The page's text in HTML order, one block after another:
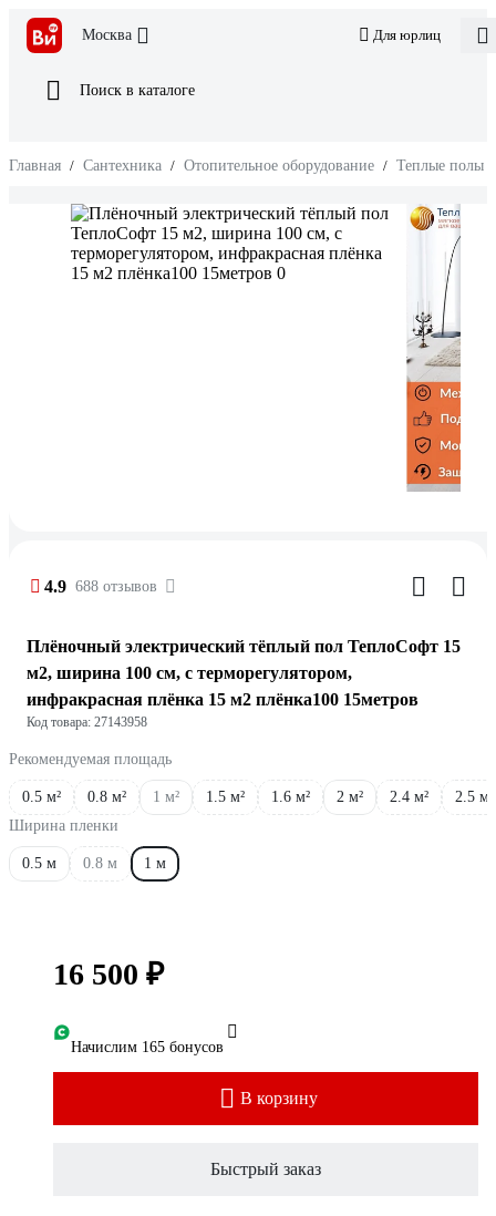
Москва Для юрлиц
Поиск в каталоге
Главная / Сантехника / Отопительное оборудование / Теплые полы
4.9 688 отзывов
Плёночный электрический тёплый пол ТеплоСофт 15
м2, ширина 100 см, с терморегулятором,
инфракрасная плёнка 15 м2 плёнка100 15метров
Код товара: 27143958
Рекомендуемая площадь
0.5 м² 0.8 м² 1 м² 1.5 м² 1.6 м² 2 м² 2.4 м²
2.5 м²
Ширина пленки
0.5 м 0.8 м 1 м
16 500 ₽
Начислим 165 бонусов
В корзину
Быстрый заказ